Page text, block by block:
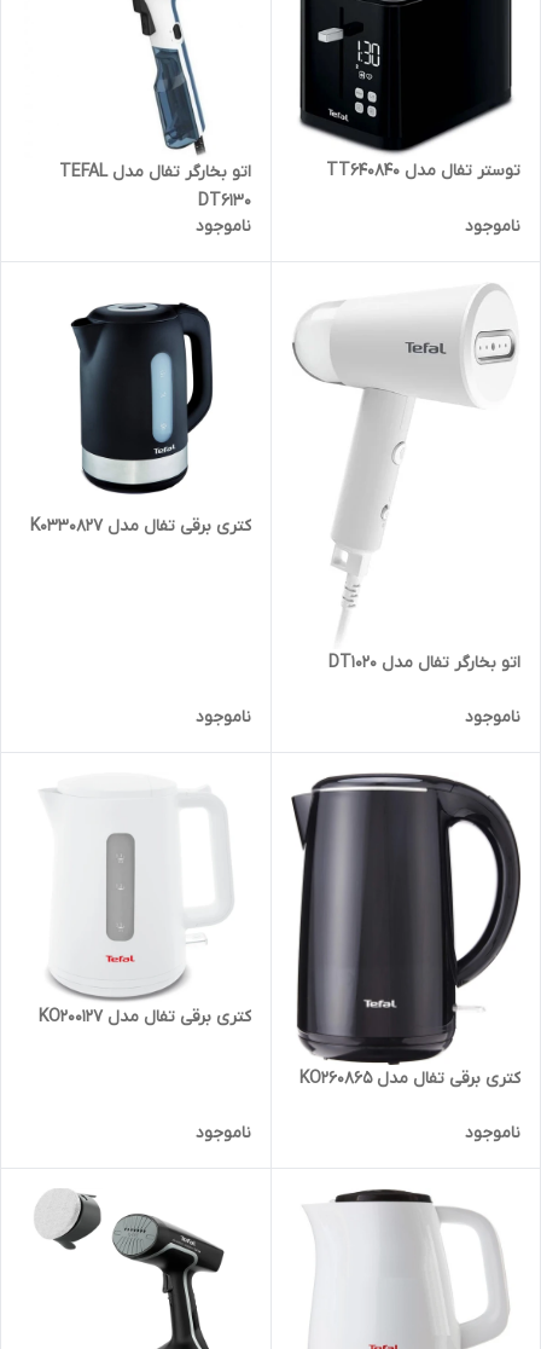
توستر تفال مدل TT640840
ناموجود
اتو بخارگر تفال مدل TEFAL
DT6130
ناموجود
اتو بخارگر تفال مدل DT1020
ناموجود
کتری برقی تفال مدل K0330827
ناموجود
کتری برقی تفال مدل KO260865
ناموجود
کتری برقی تفال مدل KO200127
ناموجود